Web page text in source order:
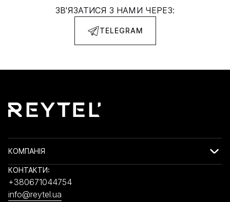
ЗВ'ЯЗАТИСЯ З НАМИ ЧЕРЕЗ:
TELEGRAM
КОМПАНІЯ
КОНТАКТИ:
+380671044754
info@reytel.ua